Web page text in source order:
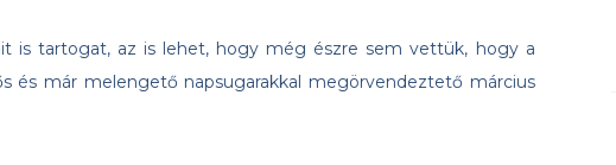
is tartogat, az is lehet, hogy még észre sem vettük, hogy a
és már melengető napsugarakkal megörvendeztető március